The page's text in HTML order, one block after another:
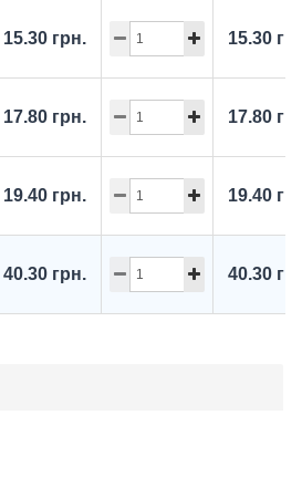
15.30 грн. 15.30
17.80 грн. 17.80
19.40 грн. 19.40
40.30 грн. 40.30